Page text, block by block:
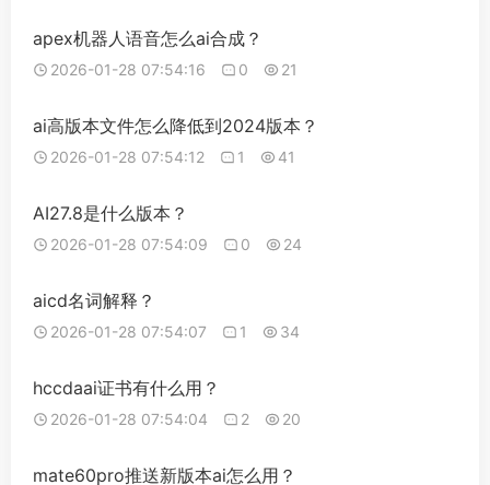
apex机器人语音怎么ai合成？
2026-01-28 07:54:16 0 21
ai高版本文件怎么降低到2024版本？
2026-01-28 07:54:12 1 41
AI27.8是什么版本？
2026-01-28 07:54:09 0 24
aicd名词解释？
2026-01-28 07:54:07 1 34
hccdaai证书有什么用？
2026-01-28 07:54:04 2 20
mate60pro推送新版本ai怎么用？